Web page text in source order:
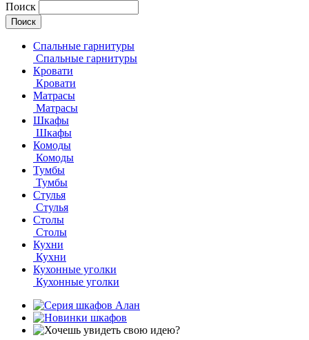
Поиск
Спальные гарнитуры
Спальные гарнитуры
Кровати
Кровати
Матрасы
Матрасы
Шкафы
Шкафы
Комоды
Комоды
Тумбы
Тумбы
Стулья
Стулья
Столы
Столы
Кухни
Кухни
Кухонные уголки
Кухонные уголки